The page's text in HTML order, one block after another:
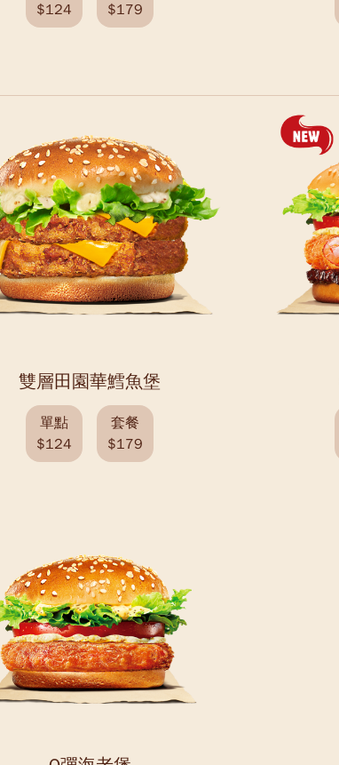
$124
$179
雙層田園華鱈魚堡
單點
$124
套餐
$179